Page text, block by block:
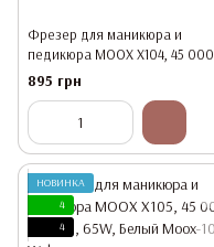
Фрезер для маникюра и
педикюра MOOX X104, 45 000
об/мин, 65W, Белый
895 грн
НОВИНКА
4
4